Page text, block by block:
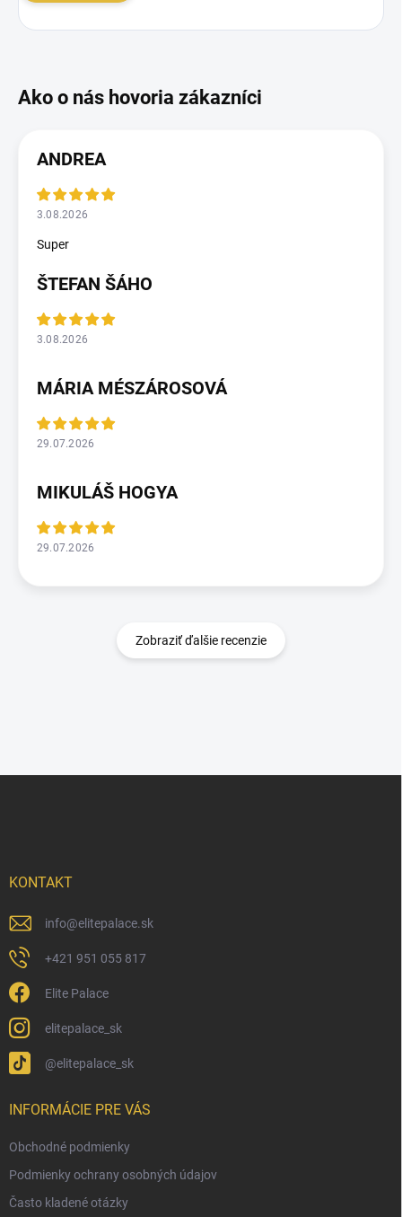
ANDREA
3.08.2026
Super
ŠTEFAN ŠÁHO
3.08.2026
MÁRIA MÉSZÁROSOVÁ
29.07.2026
MIKULÁŠ HOGYA
29.07.2026
Zobraziť ďalšie recenzie
KONTAKT
info@elitepalace.sk
+421 951 055 817
Elite Palace
elitepalace_sk
@elitepalace_sk
INFORMÁCIE PRE VÁS
Obchodné podmienky
Podmienky ochrany osobných údajov
Často kladené otázky